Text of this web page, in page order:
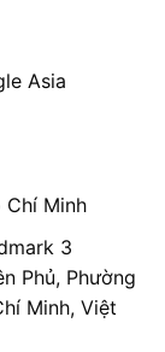
Asia
Chí Minh
3
Phủ, Phường
Minh, Việt